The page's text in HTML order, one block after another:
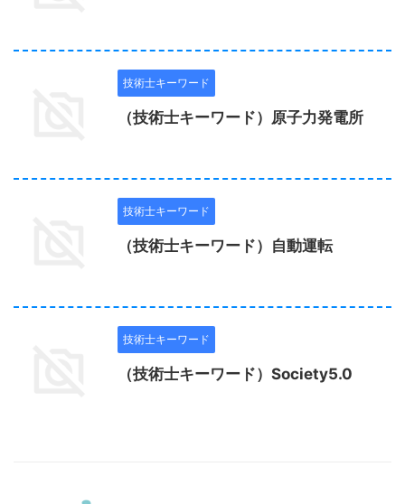
技術士キーワード
（技術士キーワード）原子力発電所
技術士キーワード
（技術士キーワード）自動運転
技術士キーワード
（技術士キーワード）Society5.0